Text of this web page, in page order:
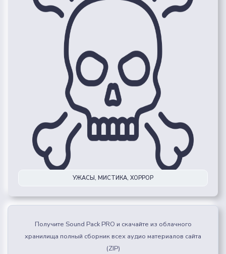
УЖАСЫ, МИСТИКА, ХОРРОР
Получите Sound Pack PRO и скачайте из облачного
хранилища полный сборник всех аудио материалов сайта
(ZIP)